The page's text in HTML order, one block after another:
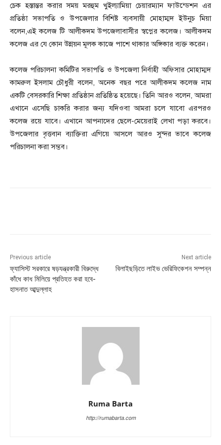
চেক হস্তান্তর করার সময় মরহুম খুইল্যামিয়া চেয়ারম্যান ফাউন্ডেশন এর
প্রতিষ্ঠা সভাপতি ও উপজেলার বিশিষ্ট ব্যবসায়ী মোহাম্মদ ইউনুচ মিয়া
বলেন,এই কলেজ টি আলীকদম উপজেলাবাসীর স্বপ্নের কলেজ। আলীকদম
কলেজ এর যে কোন উন্নয়ন মূলক কাজে পাশে থাকার অঙ্গিকার ব্যক্ত করেন।
কলেজ পরিচালনা কমিটির সভাপতি ও উপজেলা নির্বাহী অফিসার মোহাম্মদ
কামরুল ইসলাম চৌধুরী বলেন, অনেক বছর পরে আলীকদম কলেজ নাম
একটি বেসরকারি শিক্ষা প্রতিষ্ঠান প্রতিষ্ঠিত হয়েছে। তিনি আরও বলেন, আমরা
এখানে এসেছি চাকরি করার জন্য যদিওবা আমরা চলে যাবো এরপরও
কলেজ রয়ে যাবে। এখানে আপনাদের ছেলে-মেয়েরাই লেখা পড়া করবে।
উপজেলার বৃত্তবান ব্যাক্তিরা এগিয়ে আসলে আরও সুন্দর ভাবে কলেজ
পরিচালনা করা সম্ভব।
Previous article
ফ্যাসিস্ট সরকারে ষড়যন্ত্রকারী বিরুদ্ধে
কাঁধে কাধ মিলিয়ে প্রতিহত করা হবে-
হাসনাত আব্দুল্লাহ
Next article
বিলাইছড়িতে লাইভ ভেরিফিকেশন সম্পন্ন
Ruma Barta
http://rumabarta.com